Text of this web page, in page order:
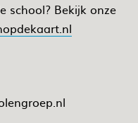
school? Bekijk onze